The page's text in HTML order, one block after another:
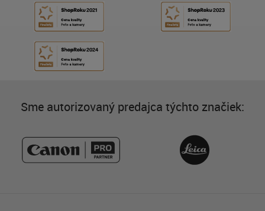
Sme autorizovaný predajca týchto značiek: